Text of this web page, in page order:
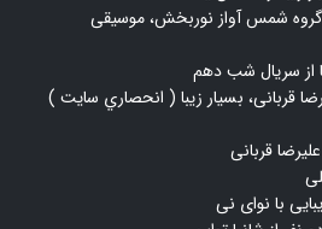
گروه شمس آواز نوربخش، موسیقی
علیرضا قربانی، بسيار زيبا ( انحصاري سايت )